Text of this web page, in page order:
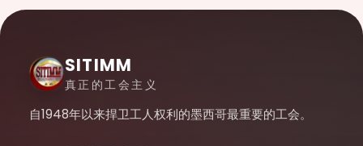
SITIMM
真正的工会主义
自1948年以来捍卫工人权利的墨西哥最重要的工会。